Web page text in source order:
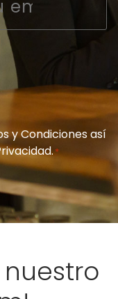
y Condicionesasí
.*
nuestro